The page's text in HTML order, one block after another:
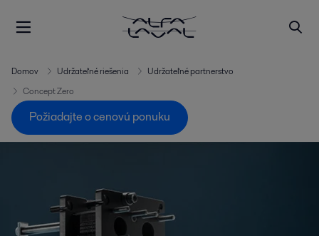
Domov Udržateľné riešenia
Udržateľné partnerstvo
Concept Zero
Požiadajte o cenovú ponuku